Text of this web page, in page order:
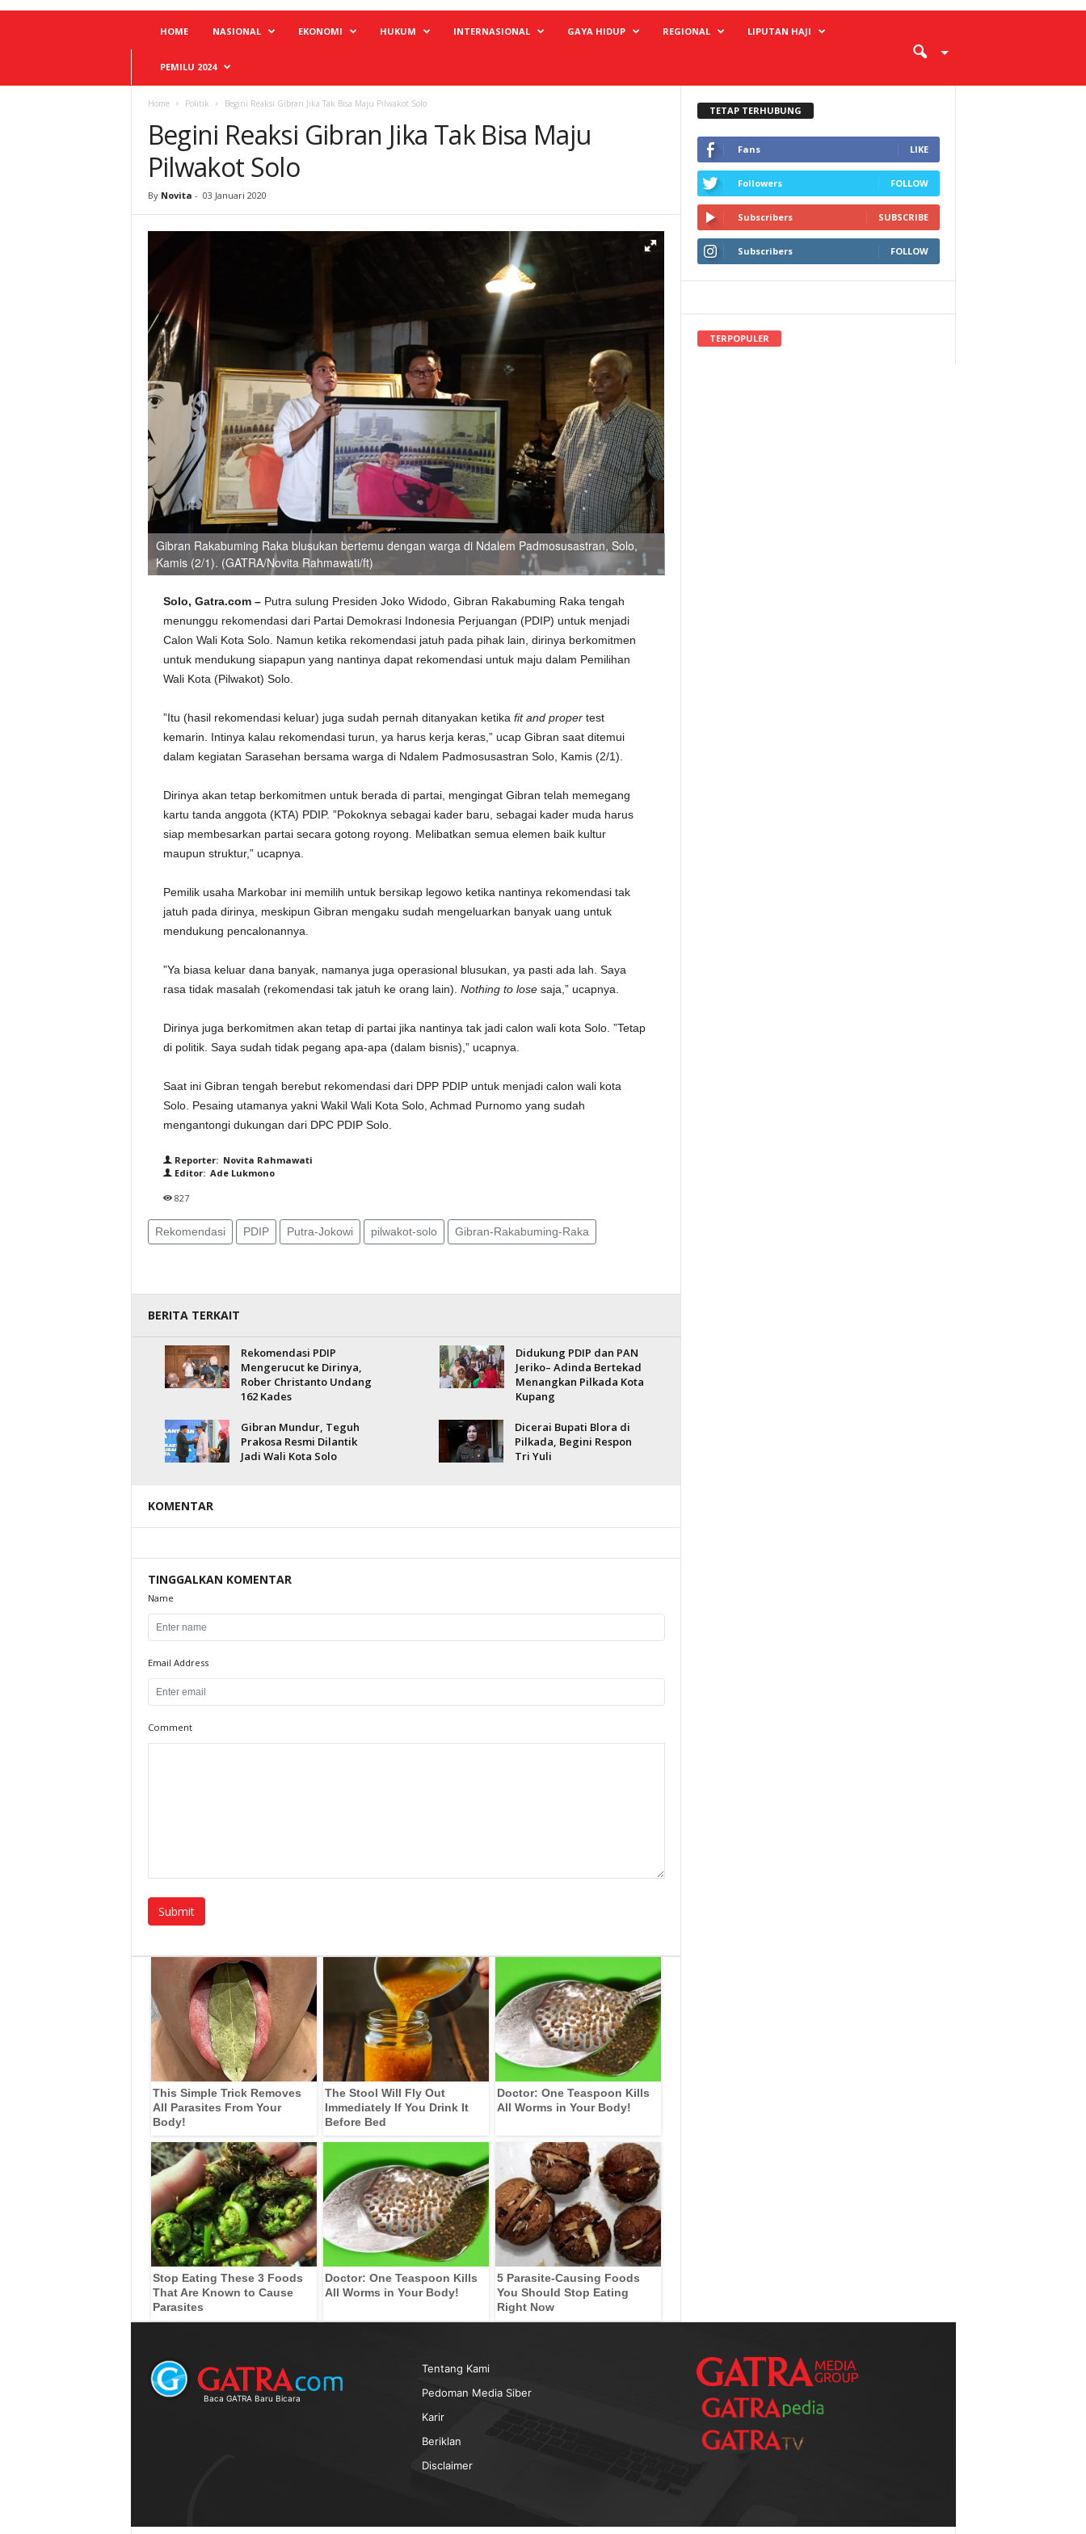
HOME NASIONAL EKONOMI HUKUM INTERNASIONAL GAYA HIDUP REGIONAL LIPUTAN HAJI
PEMILU 2024
Home Politik Begini Reaksi Gibran Jika Tak Bisa Maju Pilwakot Solo
Begini Reaksi Gibran Jika Tak Bisa Maju
Pilwakot Solo
By Novita - 03 Januari 2020
Gibran Rakabuming Raka blusukan bertemu dengan warga di Ndalem Padmosusastran, Solo,
Kamis (2/1). (GATRA/Novita Rahmawati/ft)
Solo, Gatra.com –Putra sulung Presiden Joko Widodo, Gibran Rakabuming Raka tengah
menunggu rekomendasi dari Partai Demokrasi Indonesia Perjuangan (PDIP) untuk menjadi
Calon Wali Kota Solo. Namun ketika rekomendasi jatuh pada pihak lain, dirinya berkomitmen
untuk mendukung siapapun yang nantinya dapat rekomendasi untuk maju dalam Pemilihan
Wali Kota (Pilwakot) Solo.
”Itu (hasil rekomendasi keluar) juga sudah pernah ditanyakan ketika fit and propertest
kemarin. Intinya kalau rekomendasi turun, ya harus kerja keras,” ucap Gibran saat ditemui
dalam kegiatan Sarasehan bersama warga di Ndalem Padmosusastran Solo, Kamis (2/1).
Dirinya akan tetap berkomitmen untuk berada di partai, mengingat Gibran telah memegang
kartu tanda anggota (KTA) PDIP. ”Pokoknya sebagai kader baru, sebagai kader muda harus
siap membesarkan partai secara gotong royong. Melibatkan semua elemen baik kultur
maupun struktur,” ucapnya.
Pemilik usaha Markobar ini memilih untuk bersikap legowo ketika nantinya rekomendasi tak
jatuh pada dirinya, meskipun Gibran mengaku sudah mengeluarkan banyak uang untuk
mendukung pencalonannya.
”Ya biasa keluar dana banyak, namanya juga operasional blusukan, ya pasti ada lah. Saya
rasa tidak masalah (rekomendasi tak jatuh ke orang lain). Nothing to losesaja,” ucapnya.
Dirinya juga berkomitmen akan tetap di partai jika nantinya tak jadi calon wali kota Solo. ”Tetap
di politik. Saya sudah tidak pegang apa-apa (dalam bisnis),” ucapnya.
Saat ini Gibran tengah berebut rekomendasi dari DPP PDIP untuk menjadi calon wali kota
Solo. Pesaing utamanya yakni Wakil Wali Kota Solo, Achmad Purnomo yang sudah
mengantongi dukungan dari DPC PDIP Solo.
Reporter: Novita Rahmawati
Editor: Ade Lukmono
827
Rekomendasi PDIP Putra-Jokowi pilwakot-solo Gibran-Rakabuming-Raka
BERITA TERKAIT
Rekomendasi PDIP
Mengerucut ke Dirinya,
Rober Christanto Undang
162 Kades
Didukung PDIP dan PAN
Jeriko– Adinda Bertekad
Menangkan Pilkada Kota
Kupang
Gibran Mundur, Teguh
Prakosa Resmi Dilantik
Jadi Wali Kota Solo
Dicerai Bupati Blora di
Pilkada, Begini Respon
Tri Yuli
KOMENTAR
TINGGALKAN KOMENTAR
Name
Email Address
Comment
This Simple Trick Removes
All Parasites From Your
Body!
The Stool Will Fly Out
Immediately If You Drink It
Before Bed
Doctor: One Teaspoon Kills
All Worms in Your Body!
Stop Eating These 3 Foods
That Are Known to Cause
Parasites
Doctor: One Teaspoon Kills
All Worms in Your Body!
5 Parasite-Causing Foods
You Should Stop Eating
Right Now
TETAP TERHUBUNG
Fans LIKE
Followers FOLLOW
Subscribers SUBSCRIBE
Subscribers FOLLOW
Baca GATRA Baru Bicara
Tentang Kami
Pedoman Media Siber
Karir
Beriklan
Disclaimer